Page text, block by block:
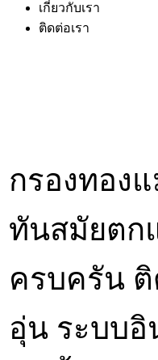
เกี่ยวกับเรา
ติดต่อเรา
กรองทอง
ทันสมัยตก
ครบครัน
อุ่น ระบบอิ